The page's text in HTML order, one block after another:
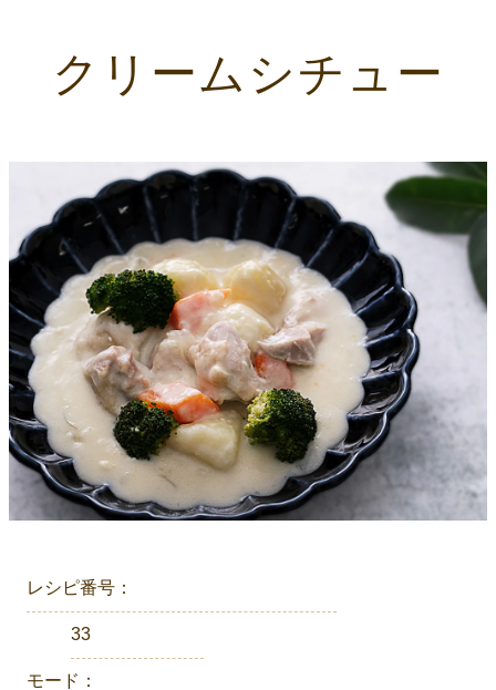
クリームシチュー
レシピ番号：
33
モード：